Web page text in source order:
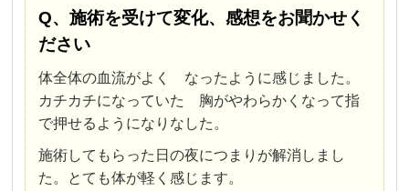
Q、施術を受けて変化、感想をお聞かせく
ださい
体全体の血流がよく なったように感じました。
カチカチになっていた 胸がやわらかくなって指
で押せるようになりなした。
施術してもらった日の夜につまりが解消しまし
た。
とても体が軽く感じます。